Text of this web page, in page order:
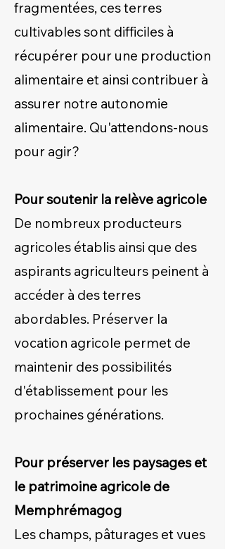
fragmentées, ces terres
cultivables sont difficiles à
récupérer pour une production
alimentaire et ainsi contribuer à
assurer notre autonomie
alimentaire. Qu'attendons-nous
pour agir?
Pour soutenir la relève agricole
De nombreux producteurs
agricoles établis ainsi que des
aspirants agriculteurs peinent à
accéder à des terres
abordables. Préserver la
vocation agricole permet de
maintenir des possibilités
d'établissement pour les
prochaines générations.
Pour préserver les paysages et
le patrimoine agricole de
Memphrémagog
Les champs, pâturages et vues